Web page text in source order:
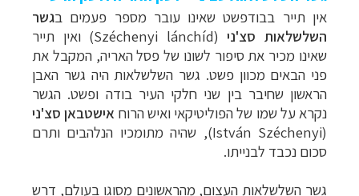
אין תייר בבודפשט שאינו עובר מספר פעמים בגשר
השלשלאות סצ'ני (
Széchenyi lánchíd) ואין תייר
שאינו מכיר את סיפור לשונו של פסל האריה, המקבל את
פני הבאים מכוון פשט. גשר השלשלאות היה גשר האבן
הראשון שחיבר בין שני חלקי העיר בודה ופשט. הגשר
נקרא על שמו של הפוליטיקאי ואיש הרוח אישטבאן סצ'ני
(
István Széchenyi), שהיה מתומכיו הנלהבים ותרם
סכום נכבד לבנייתו.
גשר השלשלאות העצום, מהראשונים מסוגו בעולם, דרש